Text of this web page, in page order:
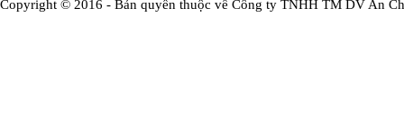
Copyright © 2016 - Bản quyền thuộc về Công ty TNHH TM DV An